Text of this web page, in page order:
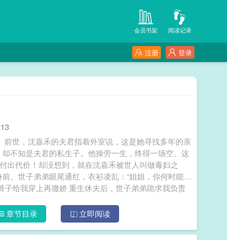
阅读记录
会员书架
登录
注册
前世，沈嘉禾的夫君指着外室说，这是她寻找多年的亲
不知是夫君的私生子。他操劳一生，终得一场空。这
出代价！却没想到，就在沈嘉禾被世人叫做毒妇之
。世子弟弟眼尾通红，衣衫凌乱：“姐姐，你何时能回
头看看我，哪怕只是一眼？”沈嘉禾：你先把裤子给我穿上再撒娇 重生休夫后，世子弟弟跪求我负责
章节目录 立即阅读